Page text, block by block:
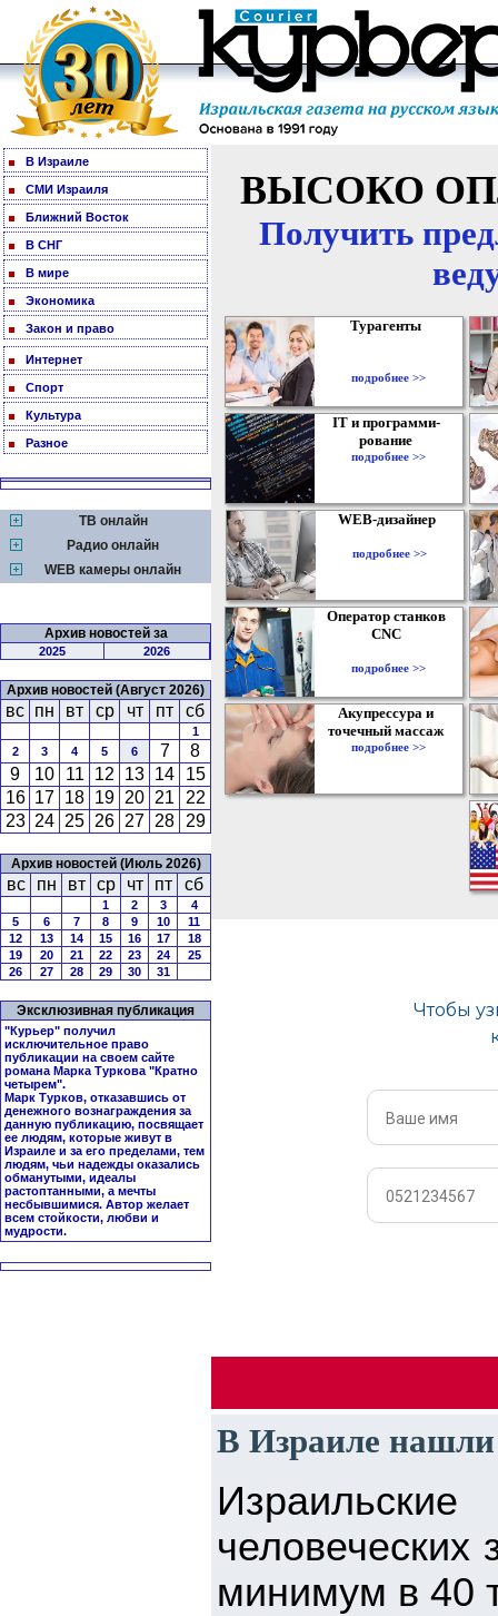
В Израиле
СМИ Израиля
Ближний Восток
В СНГ
В мире
Экономика
Закон и право
Интернет
Спорт
Культура
Разное
ТВ онлайн
Радио онлайн
WEB камеры онлайн
Архив новостей за
2025 2026
Архив новостей (Август 2026)
вс пн вт ср чт пт сб
1
2
3 4 5 6 7
8
9
10 11 12 13 14
15
16 17 18 19 20 21
22
23 24 25 26 27 28 29
Архив новостей (Июль 2026)
вс пн вт ср чт пт сб
1 2 3
4
5
6 7 8 9 10
11
12
13 14 15 16 17
18
19
20 21 22 23 24
25
26
27 28 29 30 31
Эксклюзивная публикация
"Курьер" получил
исключительное право
публикации на своем сайте
романа Марка Туркова "Кратно
четырем".
Марк Турков, отказавшись от
денежного вознаграждения за
данную публикацию, посвящает
ее людям, которые живут в
Израиле и за его пределами, тем
людям, чьи надежды оказались
обманутыми, идеалы
растоптанными, а мечты
несбывшимися. Автор желает
всем стойкости, любви и
мудрости.
ВЫСОКО
Получить
Турагенты
подробнее >>
IT и программи-
рование
подробнее >>
WEB-дизайнер
подробнее >>
Оператор станков
CNC
подробнее >>
Акупрессура и
точечный массаж
подробнее >>
В Израиле
человеческих
минимум в 40